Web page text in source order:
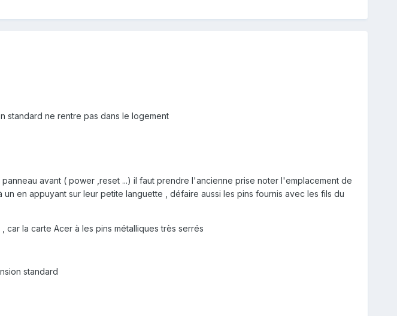
standard ne rentre pas dans le logement
avant ( power ,reset ...) il faut prendre l'ancienne prise noter l'emplacement de
en appuyant sur leur petite languette , défaire aussi les pins fournis avec les fils du
la carte Acer à les pins métalliques très serrés
standard